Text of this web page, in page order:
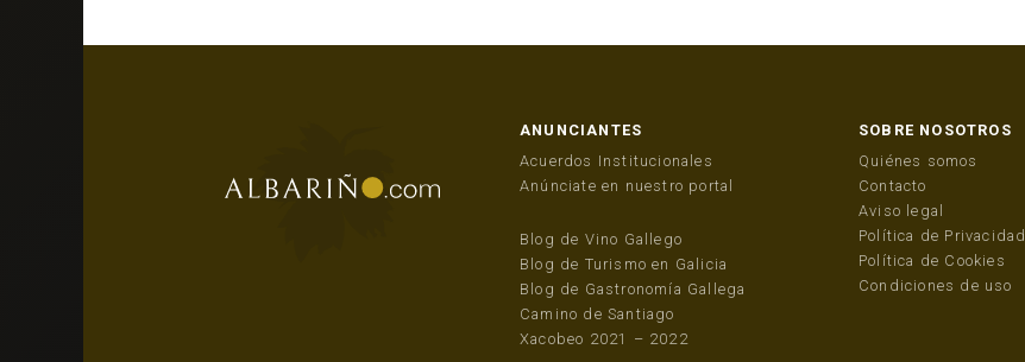
ANUNCIANTES
Acuerdos Institucionales
Anúnciate en nuestro portal
Blog de Vino Gallego
Blog de Turismo en Galicia
Blog de Gastronomía Gallega
Camino de Santiago
Xacobeo 2021 – 2022
SOBRE NOSOTROS
Quiénes somos
Contacto
Aviso legal
Política de Privacidad
Política de Cookies
Condiciones de uso